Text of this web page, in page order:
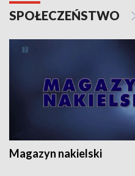
SPOŁECZEŃSTWO
Magazyn nakielski